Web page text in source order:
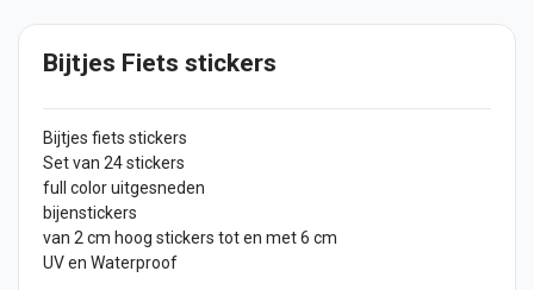
Bijtjes Fiets stickers
Bijtjes fiets stickers
Set van 24 stickers
full color uitgesneden
bijenstickers
van 2 cm hoog stickers tot en met 6 cm
UV en Waterproof